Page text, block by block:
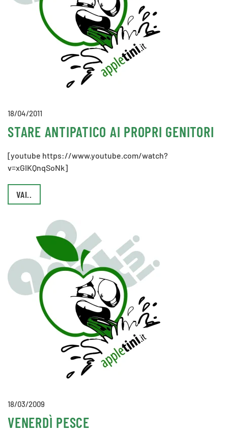
18/04/2011
STARE ANTIPATICO AI PROPRI GENITORI
[youtube https://www.youtube.com/watch?
v=xGIKQnqSoNk]
VAI..
18/03/2009
VENERDÌ PESCE